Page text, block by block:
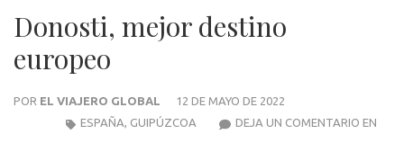
Donosti, mejor destino
europeo
POR EL VIAJERO GLOBAL
12 DE MAYO DE 2022
DEJA UN COMENTARIO EN
ESPAÑA, GUIPÚZCOA